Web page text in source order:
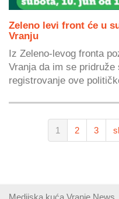
Zeleno levi front će u
Vranju
Iz Zeleno-levog fronta
Vranja da im se
registrovanje ove
1 2 3
Medijska kuća Vranje News